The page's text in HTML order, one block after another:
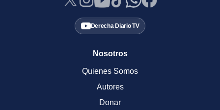
Derecha Diario TV
Nosotros
Quienes Somos
Autores
Donar